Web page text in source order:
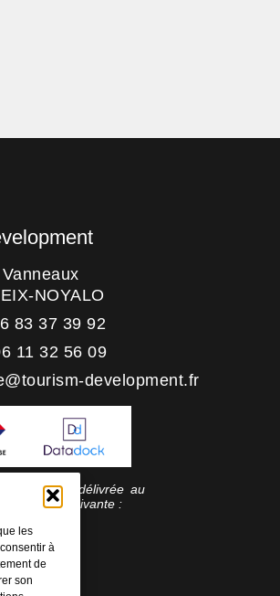
les
à
de
son
NOYALO
83 37 39 92
11 32 56 09
development.fr
a été délivrée au
d’action suivante :